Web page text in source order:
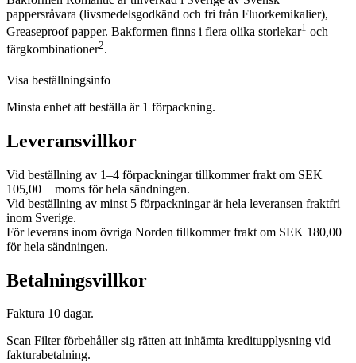
pappersråvara (livsmedelsgodkänd och fri från Fluorkemikalier),
Greaseproof papper. Bakformen finns i flera olika storlekar1 och
färgkombinationer2.
Visa beställningsinfo
Minsta enhet att beställa är 1 förpackning.
Leveransvillkor
Vid beställning av 1–4 förpackningar tillkommer frakt om SEK
105,00 + moms för hela sändningen.
Vid beställning av minst 5 förpackningar är hela leveransen fraktfri
inom Sverige.
För leverans inom övriga Norden tillkommer frakt om SEK 180,00
för hela sändningen.
Betalningsvillkor
Faktura 10 dagar.
Scan Filter förbehåller sig rätten att inhämta kreditupplysning vid
fakturabetalning.